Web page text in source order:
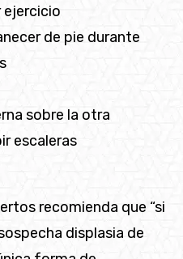
ejercicio
de pie durante
sobre la otra
escaleras
recomienda que “si
displasia de